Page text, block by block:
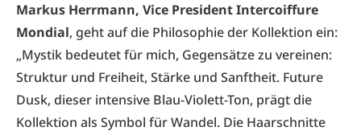
Markus Herrmann, Vice President Intercoiffure
Mondial, geht auf die Philosophie der Kollektion ein:
„Mystik bedeutet für mich, Gegensätze zu vereinen:
Struktur und Freiheit, Stärke und Sanftheit. Future
Dusk, dieser intensive Blau-Violett-Ton, prägt die
Kollektion als Symbol für Wandel. Die Haarschnitte